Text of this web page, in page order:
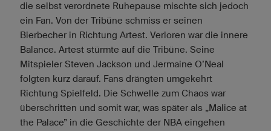
die selbst verordnete Ruhepause mischte sich jedoch
ein Fan. Von der Tribüne schmiss er seinen
Bierbecher in Richtung Artest. Verloren war die innere
Balance. Artest stürmte auf die Tribüne. Seine
Mitspieler Steven Jackson und Jermaine O’Neal
folgten kurz darauf. Fans drängten umgekehrt
Richtung Spielfeld. Die Schwelle zum Chaos war
überschritten und somit war, was später als „Malice at
the Palace” in die Geschichte der NBA eingehen